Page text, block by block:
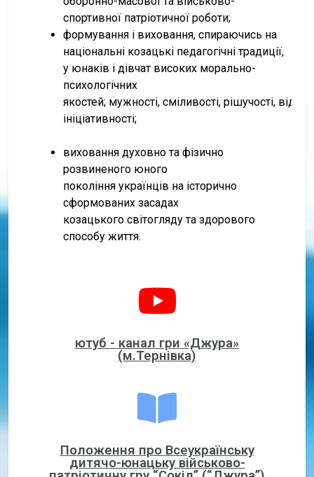
спортивної патріотичної роботи;
формування і виховання, спираючись на
національні козацькі педагогічні традиції,
у юнаків і дівчат високих морально-
психологічних
якостей; мужності, сміливості, рішучості,
ініціативності;
виховання духовно та фізично
розвиненого юного
покоління українців на історично
сформованих засадах
козацького світогляду та здорового
способу життя.
ютуб - канал гри «Джура»
(м.Тернівка)
Положення про Всеукраїнську
дитячо-юнацьку військово-